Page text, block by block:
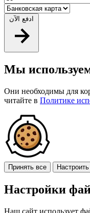
ادفع الآن
Мы
Они необходимы для
читайте в Политике
Принять все Настроить
Настройки
Наш сайт использует